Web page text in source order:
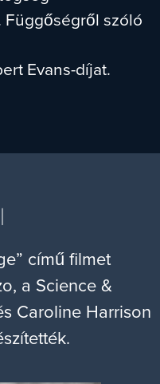
szóló
Evans-díjat.
című filmet
a Science &
Caroline Harrison